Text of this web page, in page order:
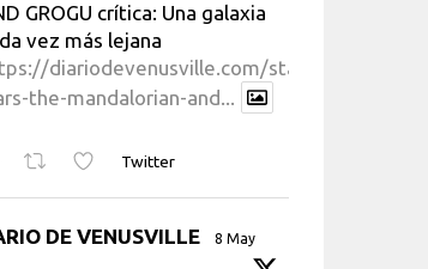
GROGU crítica: Una galaxia
vez más lejana
diariodevenusville.com/star-
the-mandalorian-and...
Twitter
DE VENUSVILLE 8 May